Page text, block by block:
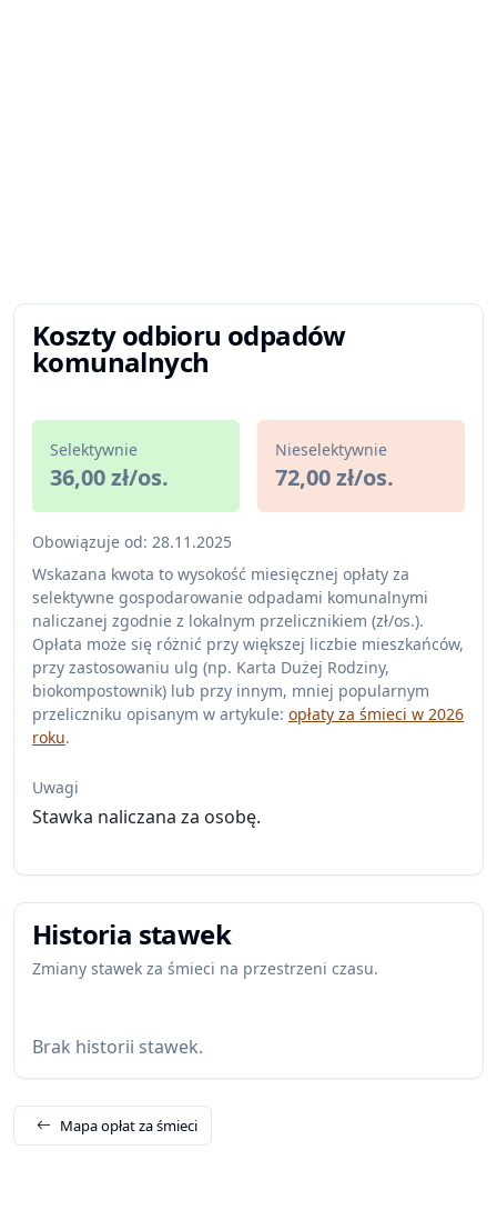
Koszty odbioru odpadów
komunalnych
Selektywnie
36,00 zł/os.
Nieselektywnie
72,00 zł/os.
Obowiązuje od: 28.11.2025
Wskazana kwota to wysokość miesięcznej opłaty za
selektywne gospodarowanie odpadami komunalnymi
naliczanej zgodnie z lokalnym przelicznikiem (zł/os.).
Opłata może się różnić przy większej liczbie mieszkańców,
przy zastosowaniu ulg (np. Karta Dużej Rodziny,
biokompostownik) lub przy innym, mniej popularnym
przeliczniku opisanym w artykule: opłaty za śmieci w 2026
roku.
Uwagi
Stawka naliczana za osobę.
Historia stawek
Zmiany stawek za śmieci na przestrzeni czasu.
Brak historii stawek.
Mapa opłat za śmieci